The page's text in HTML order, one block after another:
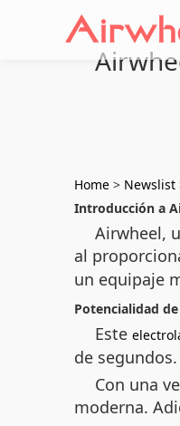
Home > Newslist
Introducción a
Airwheel,
al
un equipaje
Potencialidad
Este
de
Con una
moderna.